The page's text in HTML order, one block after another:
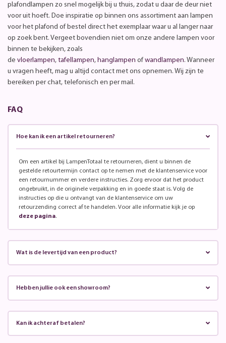
plafondlampen zo snel mogelijk bij u thuis, zodat u daar de deur niet
voor uit hoeft. Doe inspiratie op binnen ons assortiment aan lampen
voor het plafond of bestel direct het exemplaar waar u al langer naar
op zoek bent. Vergeet bovendien niet om onze andere lampen voor
binnen te bekijken, zoals
de vloerlampen, tafellampen, hanglampen ofwandlampen. Wanneer
u vragen heeft, mag u altijd contact met ons opnemen. Wij zijn te
bereiken per chat, telefonisch en per mail.
FAQ
Hoe kan ik een artikel retourneren?
Om een artikel bij LampenTotaal te retourneren, dient u binnen de
gestelde retourtermijn contact op te nemen met de klantenservice voor
een retournummer en verdere instructies. Zorg ervoor dat het product
ongebruikt, in de originele verpakking en in goede staat is. Volg de
instructies op die u ontvangt van de klantenservice om uw
retourzending correct af te handelen. Voor alle informatie kijk je op
deze pagina.
Wat is de levertijd van een product?
Hebben jullie ook een showroom?
Kan ik achteraf betalen?